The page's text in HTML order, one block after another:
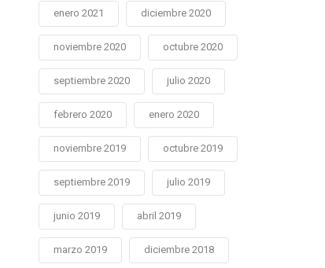
enero 2021 diciembre 2020
noviembre 2020 octubre 2020
septiembre 2020 julio 2020
febrero 2020 enero 2020
noviembre 2019 octubre 2019
septiembre 2019 julio 2019
junio 2019 abril 2019
marzo 2019 diciembre 2018